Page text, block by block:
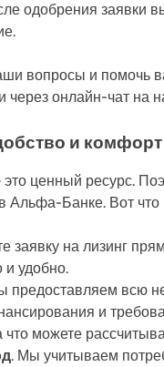
одобрения заявки
вопросы и
через онлайн-чат
и комфорт
ценный ресурс.
Альфа-Банке. Вот
заявку на лизинг
и удобно.
предоставляем всю
и
что можете
. Мы учитываем